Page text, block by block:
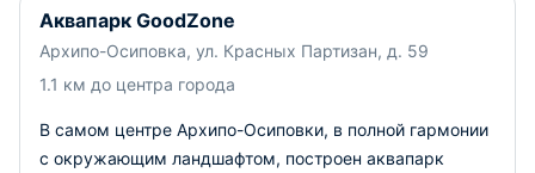
Аквапарк GoodZone
Архипо-Осиповка, ул. Красных Партизан, д. 59
1.1 км до центра города
В самом центре Архипо-Осиповки, в полной гармонии
с окружающим ландшафтом, построен аквапарк